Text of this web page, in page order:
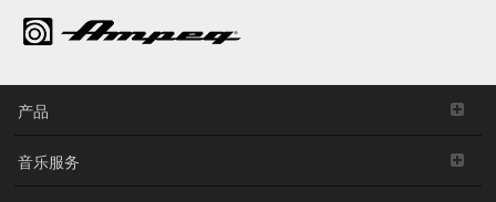
产品
音乐服务